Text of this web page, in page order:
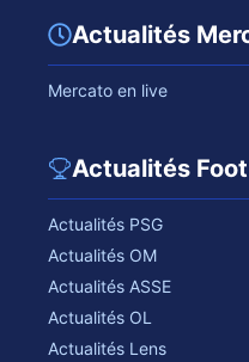
Actualités
Mercato en live
Actualités Foot
Actualités PSG
Actualités OM
Actualités ASSE
Actualités OL
Actualités Lens